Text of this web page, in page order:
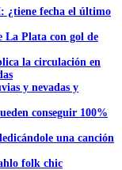
¿tiene fecha el último
La Plata con gol de
la circulación en
y nevadas y
conseguir 100%
una canción
folk chic